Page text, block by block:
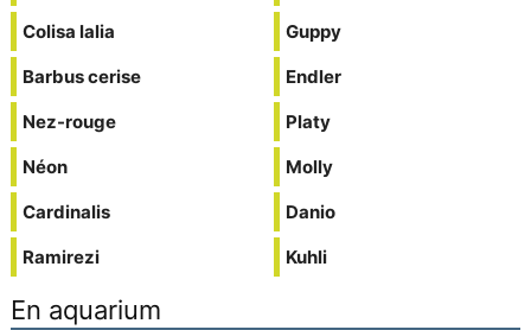
Colisa lalia
Barbus cerise
Nez-rouge
Néon
Cardinalis
Ramirezi
Guppy
Endler
Platy
Molly
Danio
Kuhli
En aquarium